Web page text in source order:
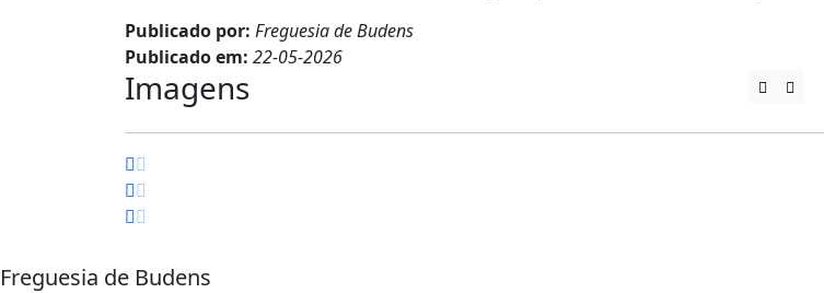
Publicado por: Freguesia de Budens
Publicado em: 22-05-2026
Imagens
Freguesia de Budens